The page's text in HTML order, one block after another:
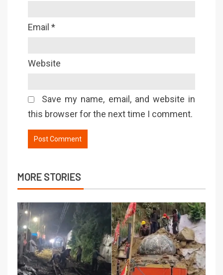
Email *
Website
Save my name, email, and website in
this browser for the next time I comment.
MORE STORIES